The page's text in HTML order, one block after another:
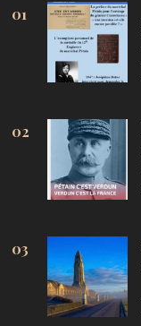
01
02
03